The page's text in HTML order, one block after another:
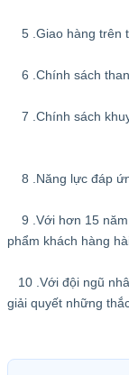
5 .Giao hàng trên
6 .Chính sách
7 .Chính sách
8 .Năng lực đáp
9 .Với hơn 15 năm
phẩm khách hàng
10 .Với đội ngũ
giải quyết những